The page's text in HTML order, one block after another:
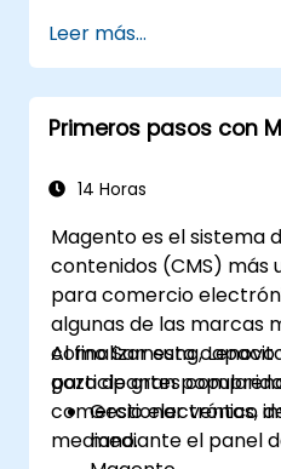
Leer más...
Primeros pasos con
14 Horas
Magento es el sistema
contenidos (CMS) más
para comercio
algunas de las marcas
como Samsung,
goza de gran
comercio electrónico
mediano.
Al finalizar esta
participantes
Gestionar ventas,
mediante el panel